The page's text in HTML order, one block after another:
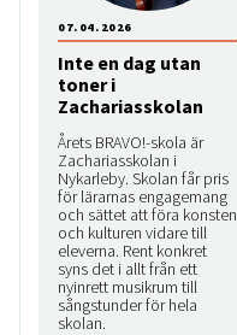
Inte en dag utan
toner i
Zachariasskolan
Årets BRAVO!-skola är
Zachariasskolan i
Nykarleby. Skolan får pris
för lärarnas engagemang
och sättet att föra konsten
och kulturen vidare till
eleverna. Rent konkret
syns det i allt från ett
nyinrett musikrum till
sångstunder för hela
skolan.
07.04.2026